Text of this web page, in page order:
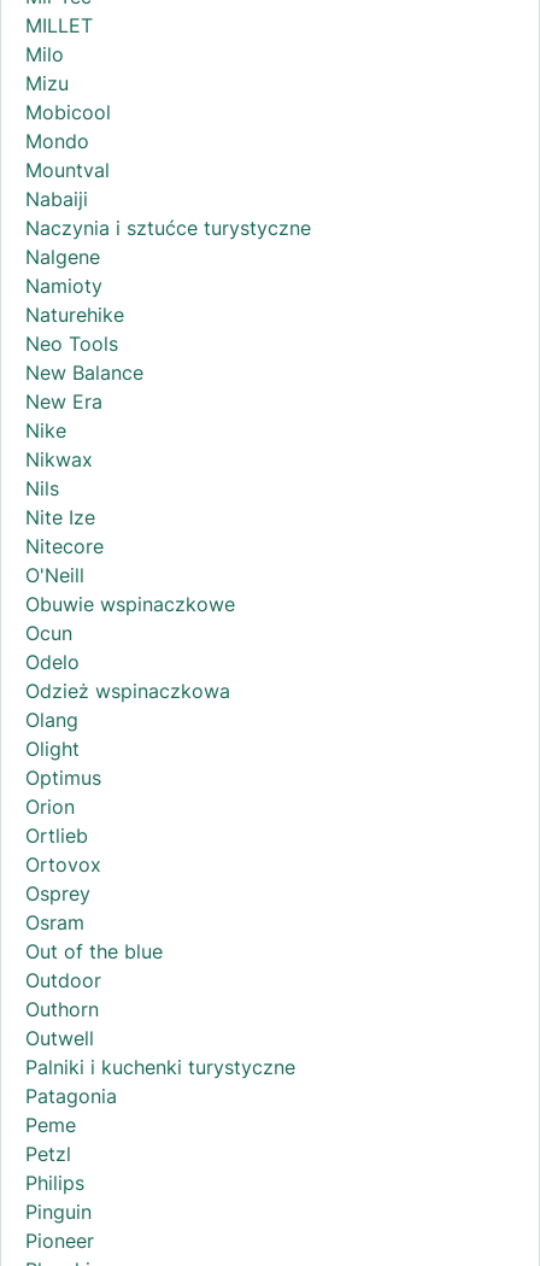
MILLET
Milo
Mizu
Mobicool
Mondo
Mountval
Nabaiji
Naczynia i sztućce turystyczne
Nalgene
Namioty
Naturehike
Neo Tools
New Balance
New Era
Nike
Nikwax
Nils
Nite Ize
Nitecore
O'Neill
Obuwie wspinaczkowe
Ocun
Odelo
Odzież wspinaczkowa
Olang
Olight
Optimus
Orion
Ortlieb
Ortovox
Osprey
Osram
Out of the blue
Outdoor
Outhorn
Outwell
Palniki i kuchenki turystyczne
Patagonia
Peme
Petzl
Philips
Pinguin
Pioneer